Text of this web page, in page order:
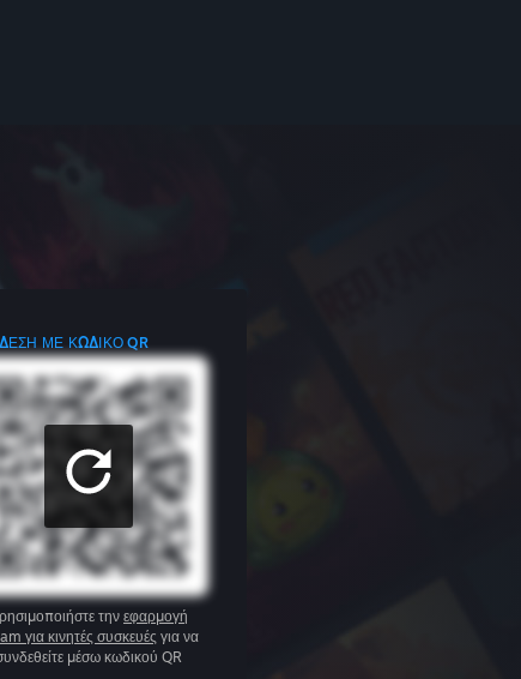
ΜΕ ΚΩΔΙΚΌ QR
την εφαρμογή
για κινητές συσκευές για να
μέσω κωδικού QR